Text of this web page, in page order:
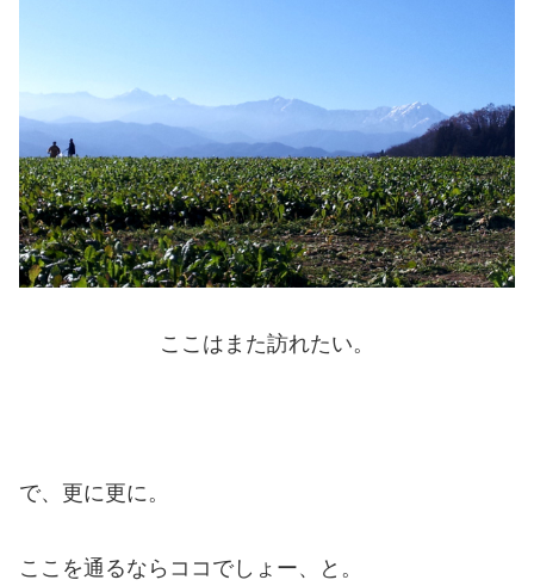
ここはまた訪れたい。
で、更に更に。
ここを通るならココでしょー、と。